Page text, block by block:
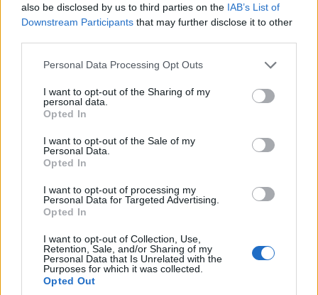
also be disclosed by us to third parties on the IAB’s List of
Downstream Participants that may further disclose it to other
Please note that this website/app uses one or more Google
not limited to your visit or usage behaviour. You may click to
grant or deny consent to Google and its third-party tags to
use your data for below specified purposes in below Google
consent section.
Personal Data Processing Opt Outs
I want to opt-out of the Sharing of my
personal data.
Opted In
I want to opt-out of the Sale of my
Personal Data.
Opted In
I want to opt-out of processing my
Personal Data for Targeted Advertising.
Opted In
I want to opt-out of Collection, Use,
Retention, Sale, and/or Sharing of my
Personal Data that Is Unrelated with the
Purposes for which it was collected.
Opted Out